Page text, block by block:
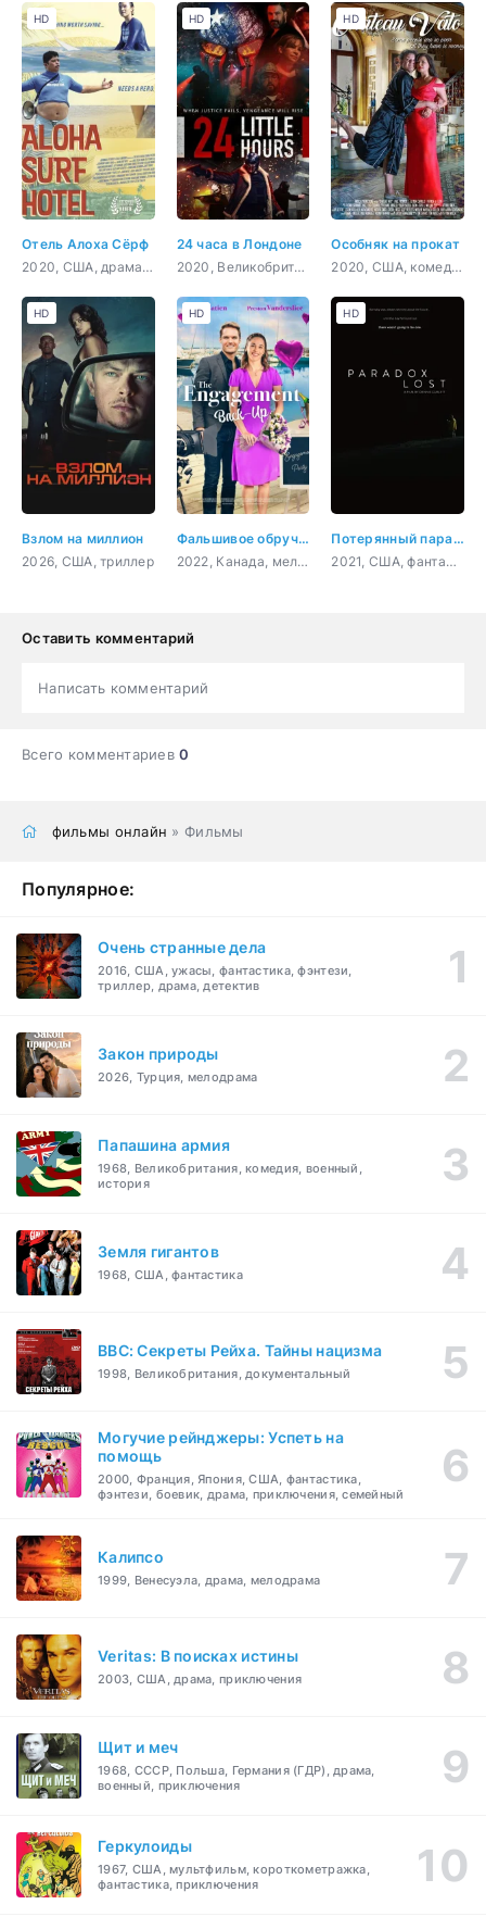
Отель Алоха Сёрф
2020, США, драма, комедия
HD
24 часа в Лондоне
2020, Великобритания, боевик, триллер, драма, криминал
HD
Особняк на прокат
2020, США, комедия
HD
Взлом на миллион
2026, США, триллер
HD
Фальшивое обручение
2022, Канада, мелодрама, комедия
HD
Потерянный парадокс
2021, США, фантастика, комедия
HD
Оставить комментарий
Написать комментарий
Всего комментариев0
фильмы онлайн » Фильмы
Популярное:
Очень странные дела
2016, США, ужасы, фантастика, фэнтези,
триллер, драма, детектив
Закон природы
2026, Турция, мелодрама
Папашина армия
1968, Великобритания, комедия, военный,
история
Земля гигантов
1968, США, фантастика
BBC: Секреты Рейха. Тайны нацизма
1998, Великобритания, документальный
Могучие рейнджеры: Успеть на
помощь
2000, Франция, Япония, США, фантастика,
фэнтези, боевик, драма, приключения, семейный
Калипсо
1999, Венесуэла, драма, мелодрама
Veritas: В поисках истины
2003, США, драма, приключения
Щит и меч
1968, СССР, Польша, Германия (ГДР), драма,
военный, приключения
Геркулоиды
1967, США, мультфильм, короткометражка,
фантастика, приключения